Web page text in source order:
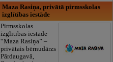
Maza Rasiņa, privātā pirmsskolas
izglītības iestāde
Pirmsskolas
izglītības iestāde
“Maza Rasiņa” –
privātais bērnudārzs
Pārdaugavā,